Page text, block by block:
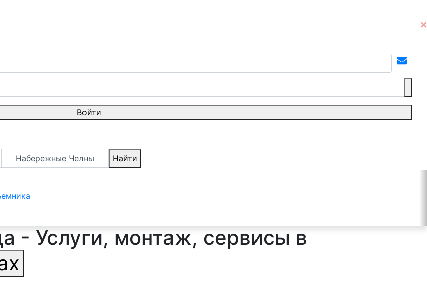
Войти
Набережные Челны Найти
- Услуги, монтаж, сервисы в